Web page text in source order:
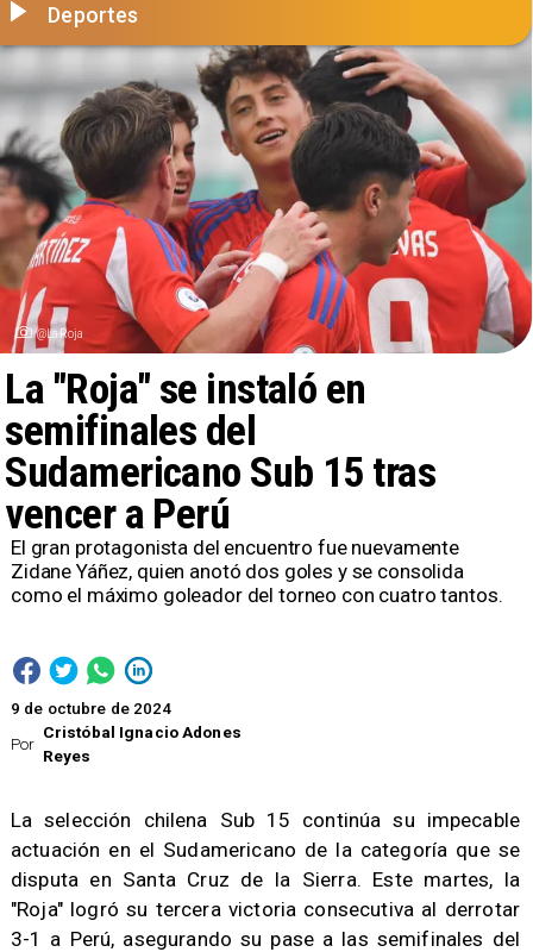
@LaRoja
Por
Cristóbal Ignacio Adones
Reyes
La "Roja" se instaló en
semifinales del
Sudamericano Sub 15 tras
vencer a Perú
Deportes
9 de octubre de 2024
​El gran protagonista del encuentro fue nuevamente
Zidane Yáñez, quien anotó dos goles y se consolida
como el máximo goleador del torneo con cuatro tantos.
La selección chilena Sub 15 continúa su impecable
actuación en el Sudamericano de la categoría que se
disputa en Santa Cruz de la Sierra. Este martes, la
"Roja" logró su tercera victoria consecutiva al derrotar
3-1 a Perú, asegurando su pase a las semifinales del